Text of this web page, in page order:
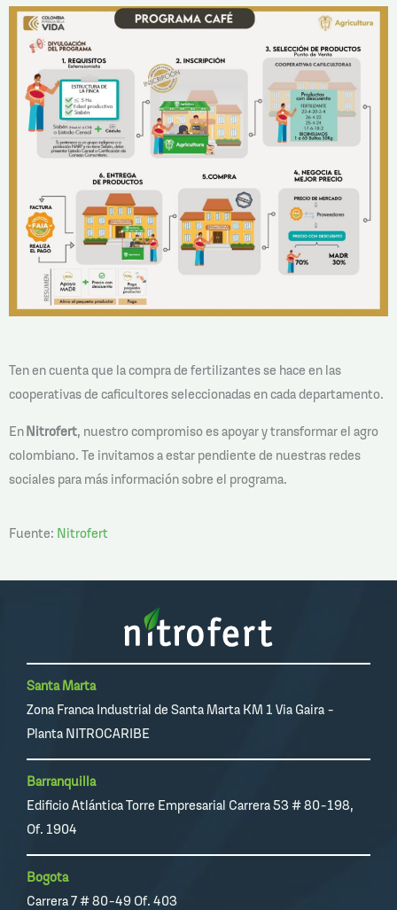
Ten en cuenta que la compra de fertilizantes se hace en las
cooperativas de caficultores seleccionadas en cada departamento.
EnNitrofert, nuestro compromiso es apoyar y transformar el agro
colombiano. Te invitamos a estar pendiente de nuestras redes
sociales para más información sobre el programa.
Fuente: Nitrofert
Santa Marta
Zona Franca Industrial de Santa Marta KM 1 Via Gaira -
Planta NITROCARIBE
Barranquilla
Edificio Atlántica Torre Empresarial Carrera 53 # 80-198,
Of. 1904
Bogota
Carrera 7 # 80-49 Of. 403